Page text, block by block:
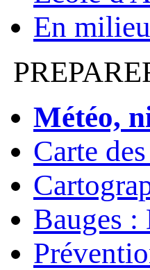
En
Météo,
Carte
Bauges :